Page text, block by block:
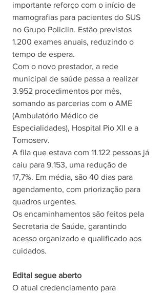
importante reforço com o início de
mamografias para pacientes do SUS
no Grupo Policlin. Estão previstos
1.200 exames anuais, reduzindo o
tempo de espera.
Com o novo prestador, a rede
municipal de saúde passa a realizar
3.952 procedimentos por mês,
somando as parcerias com o AME
(Ambulatório Médico de
Especialidades), Hospital Pio XII e a
Tomoserv.
A fila que estava com 11.122 pessoas já
caiu para 9.153, uma redução de
17,7%. Em média, são 40 dias para
agendamento, com priorização para
quadros urgentes.
Os encaminhamentos são feitos pela
Secretaria de Saúde, garantindo
acesso organizado e qualificado aos
cuidados.
Edital segue aberto
O atual credenciamento para